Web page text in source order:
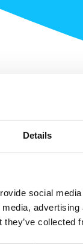
Details
social